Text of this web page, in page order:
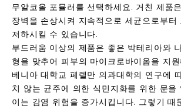
무알코올 포뮬러를 선택하세요. 거친 제품
장벽을 손상시켜 지속적으로 세균으로부터
저하시킬 수 있습니다.
부드러움 이상의 제품은 좋은 박테리아와
형을 맞추어 피부의 마이크로바이옴을 지
베니아 대학교 페렐만 의과대학의 연구에
치 않는 균주에 의한 식민지화를 위한 문을
이는 감염 위험을 증가시킵니다. 그렇기 때